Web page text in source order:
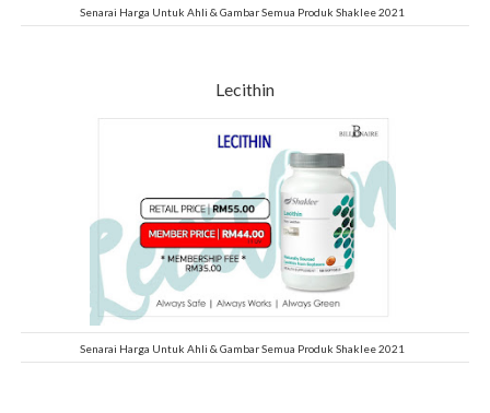
Senarai Harga Untuk Ahli & Gambar Semua Produk Shaklee 2021
Lecithin
Senarai Harga Untuk Ahli & Gambar Semua Produk Shaklee 2021